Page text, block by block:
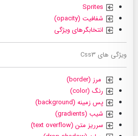
شفافیت (opacity)
انتخابگرهای ویژگی
ویژگی های Css3
مرز (border)
رنگ (color)
پس زمینه (background)
شیب (gradients)
سرریز متن (text overflow)